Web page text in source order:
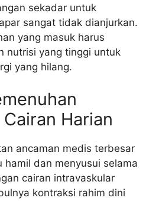
sekadar untuk
sangat tidak dianjurkan.
yang masuk harus
nutrisi yang tinggi untuk
yang hilang.
Harian
ancaman medis terbesar
hamil dan menyusui selama
cairan intravaskular
kontraksi rahim dini